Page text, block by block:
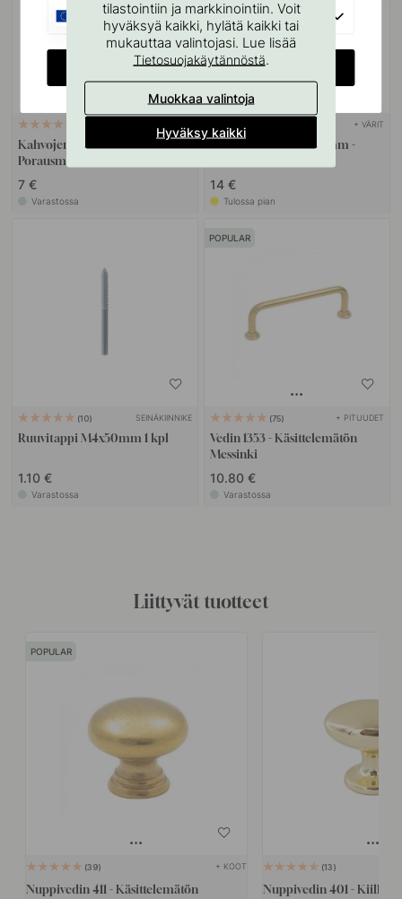
Kahvojen Ja Nuppien
Porausmalli
7 €
Varastossa
+ VÄRIT
Kuppivedin 3922 - 64mm -
14 €
Tulossa pian
10 SEINÄKIINNIKE
Ruuvitappi M4x50mm 1 kpl
1.10 €
Varastossa
POPULAR
75 + PITUUDET
Vedin 1353 - Käsittelemätön
Messinki
10.80 €
Varastossa
Liittyvät tuotteet
POPULAR
39 + KOOT
Nuppivedin 411 - Käsittelemätön
13
Nuppivedin 401 -
tilastointiin ja markkinointiin. Voit
hyväksyä kaikki, hylätä kaikki tai
mukauttaa valintojasi. Lue lisää
Tietosuojakäytännöstä.
Muokkaa valintoja
Hyväksy kaikki
EU
CHANGE COUNTRY